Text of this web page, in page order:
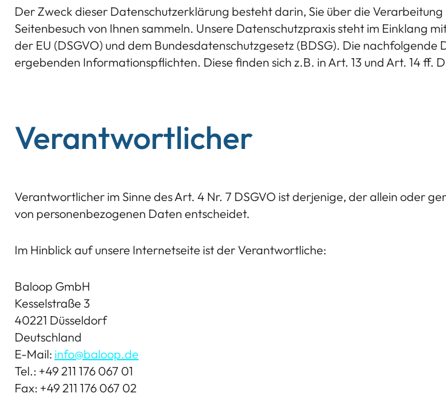
Der Zweck dieser Datenschutzerklärung besteht darin, Sie über die
Seitenbesuch von Ihnen sammeln. Unsere Datenschutzpraxis steht im Einklang
der EU (DSGVO) und dem Bundesdatenschutzgesetz (BDSG). Die
ergebenden Informationspflichten. Diese finden sich z.B. in Art. 13 und Art. 14 ff.
Verantwortlicher
Verantwortlicher im Sinne des Art. 4 Nr. 7 DSGVO ist derjenige, der allein oder
von personenbezogenen Daten entscheidet.
Im Hinblick auf unsere Internetseite ist der Verantwortliche:
Baloop GmbH
Kesselstraße 3
40221 Düsseldorf
Deutschland
E-Mail: info@baloop.de
Tel.: +49 211 176 067 01
Fax: +49 211 176 067 02